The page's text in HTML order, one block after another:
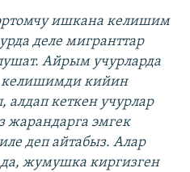
ишкана келишим
деле мигранттар
Айрым учурларда
келишимди кийин
алдап кеткен учурлар
жарандарга эмгек
деп айтабыз. Алар
жумушка киргизген